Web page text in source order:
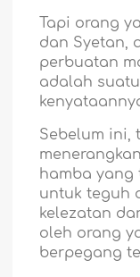
Tapi orang
dan Syetan,
perbuatan
adalah
Sebelum ini,
hamba yang
untuk teguh
kelezatan
oleh orang
berpegang